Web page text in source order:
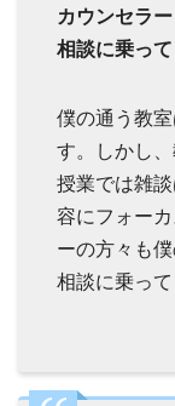
カウンセラ
相談に乗っ
僕の通う教
す。しかし
授業では雑
容にフォー
ーの方々も
相談に乗って